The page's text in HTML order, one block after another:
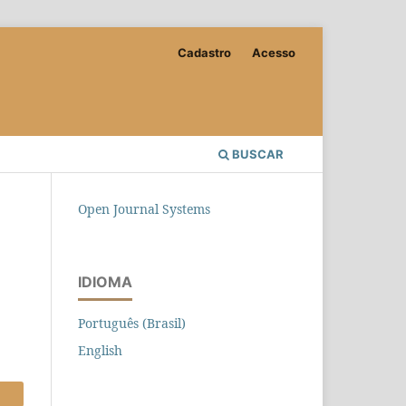
BUSCAR
Cadastro Acesso
Open Journal Systems
IDIOMA
Português (Brasil)
English